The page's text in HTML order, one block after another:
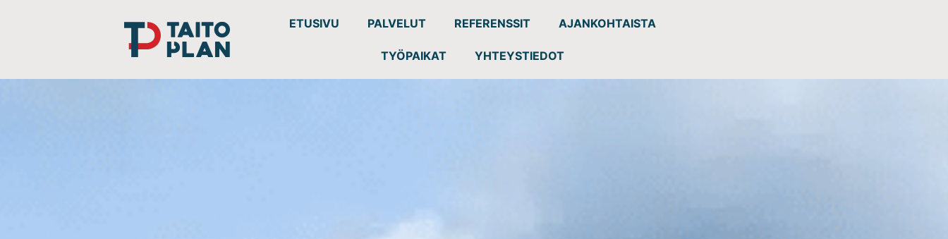
ETUSIVU PALVELUT REFERENSSIT AJANKOHTAISTA
TYÖPAIKAT YHTEYSTIEDOT